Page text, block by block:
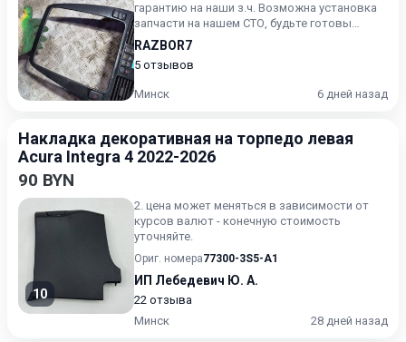
гарантию на наши з.ч. Возможна установка
запчасти на нашем СТО, будьте готовы
назвать артикул з.ч.
RAZBOR7
5 отзывов
Минск 6 дней назад
Накладка декоративная на торпедо левая
Acura Integra 4 2022-2026
90 BYN
10
2. цена может меняться в зависимости от
курсов валют - конечную стоимость
уточняйте.
Ориг. номера77300-3S5-A1
ИП Лебедевич Ю. А.
22 отзыва
Минск
28 дней назад